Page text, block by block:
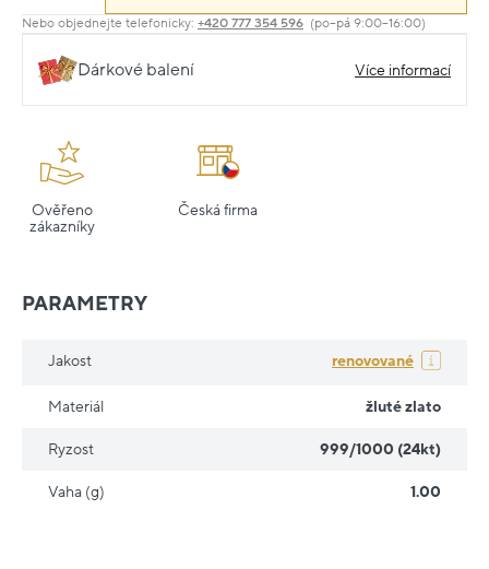
Nebo objednejte telefonicky: +420 777 354 596 (po–pá 9:00–16:00)
Dárkové balení Více informací
Ověřeno
zákazníky
Česká firma
PARAMETRY
Jakost renovované
Materiál žluté zlato
Ryzost 999/1000 (24kt)
Vaha (g) 1.00